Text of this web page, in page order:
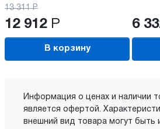
13 311 Р
12 912 Р
В корзину
6
Информация о ценах и наличии
является офертой.
внешний вид товара могут быть